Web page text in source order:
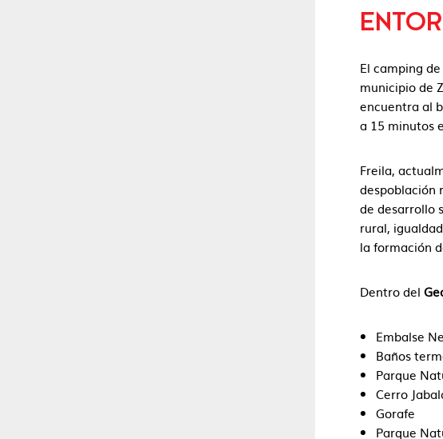
El camping
municipio de
encuentra al
a 15 minutos
Freila,
despoblación
de desarrollo
rural,
la formación
Dentro del
Embalse
Baños
Parque
Cerro
Gorafe
Parque